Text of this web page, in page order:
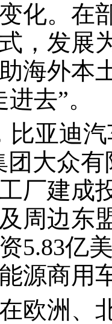
化。在
，发展
海外本
去”。
比亚迪
大众
厂建成
周边东
5.83亿
源商用
欧洲、